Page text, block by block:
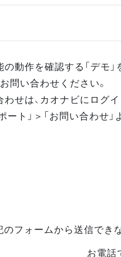
動作を確認する「デモ」
問い合わせください。
せは、カオナビにログ
ート」＞「お問い合わせ」
のフォームから送信でき
お電話